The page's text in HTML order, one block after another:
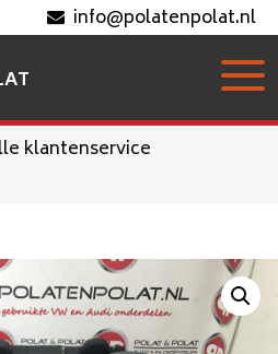
info@polatenpolat.nl
Groot magazijn